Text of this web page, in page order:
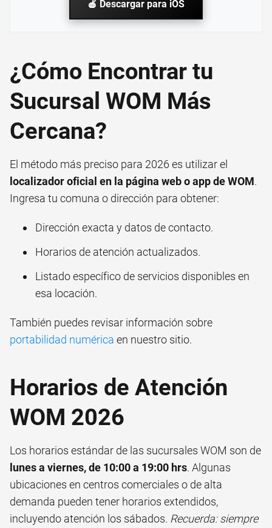
🍎 Descargar para iOS
¿Cómo Encontrar tu
Sucursal WOM Más
Cercana?
El método más preciso para 2026 es utilizar el
localizador oficial en la página web o app de WOM.
Ingresa tu comuna o dirección para obtener:
Dirección exacta y datos de contacto.
Horarios de atención actualizados.
Listado específico de servicios disponibles en
esa locación.
También puedes revisar información sobre
portabilidad numérica en nuestro sitio.
Horarios de Atención
WOM 2026
Los horarios estándar de las sucursales WOM son de
lunes a viernes, de 10:00 a 19:00 hrs. Algunas
ubicaciones en centros comerciales o de alta
demanda pueden tener horarios extendidos,
incluyendo atención los sábados. Recuerda: siempre